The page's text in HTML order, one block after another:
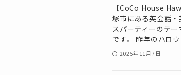
【CoCo House
塚市にある英会話
スパーティーのテ
です。 昨年のハロ
2025年11月7日